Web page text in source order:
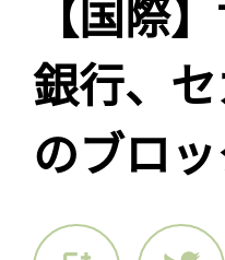
【国際
銀行、
のブロ